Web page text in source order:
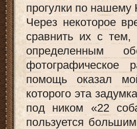
прогулки по нашему
Через некоторое
сравнить их с
определенным
фотографическое
помощь оказал
которого эта
под ником «22
пользуется